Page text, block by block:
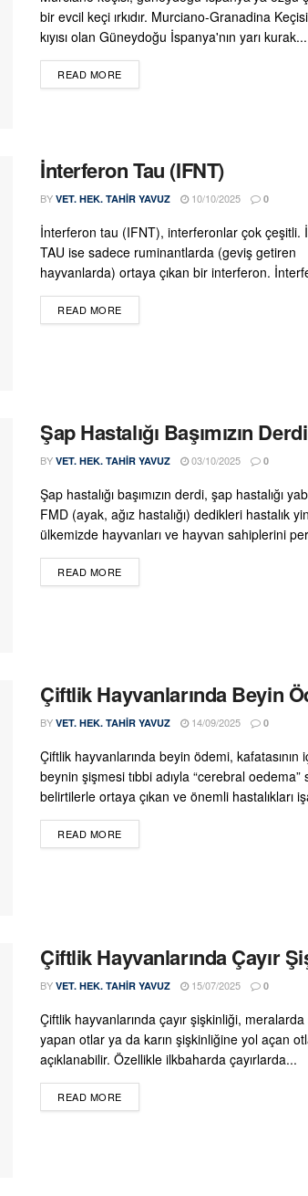
bir evcil keçi ırkıdır. Murciano-Granadina
kıyısı olan Güneydoğu İspanya'nın yarı kurak...
READ MOREDETAILS
İnterferon Tau (IFNT)
BY VET. HEK. TAHIR YAVUZ 10/10/2025 0
İnterferon tau (IFNT), interferonlar çok çeşitli.
TAU ise sadece ruminantlarda (geviş getiren
hayvanlarda) ortaya çıkan bir interferon.
READ MOREDETAILS
Şap Hastalığı Başımızın Derdi
BY VET. HEK. TAHIR YAVUZ 03/10/2025 0
Şap hastalığı başımızın derdi, şap hastalığı
FMD (ayak, ağız hastalığı) dedikleri hastalık
ülkemizde hayvanları ve hayvan sahiplerini
READ MOREDETAILS
Çiftlik Hayvanlarında Beyin
BY VET. HEK. TAHIR YAVUZ 14/09/2025 0
Çiftlik hayvanlarında beyin ödemi, kafatasının
beynin şişmesi tıbbi adıyla “cerebral oedema”
belirtilerle ortaya çıkan ve önemli hastalıkları
READ MOREDETAILS
Çiftlik Hayvanlarında Çayır
BY VET. HEK. TAHIR YAVUZ 15/07/2025 0
Çiftlik hayvanlarında çayır şişkinliği,
yapan otlar ya da karın şişkinliğine yol açan
açıklanabilir. Özellikle ilkbaharda çayırlarda...
READ MOREDETAILS